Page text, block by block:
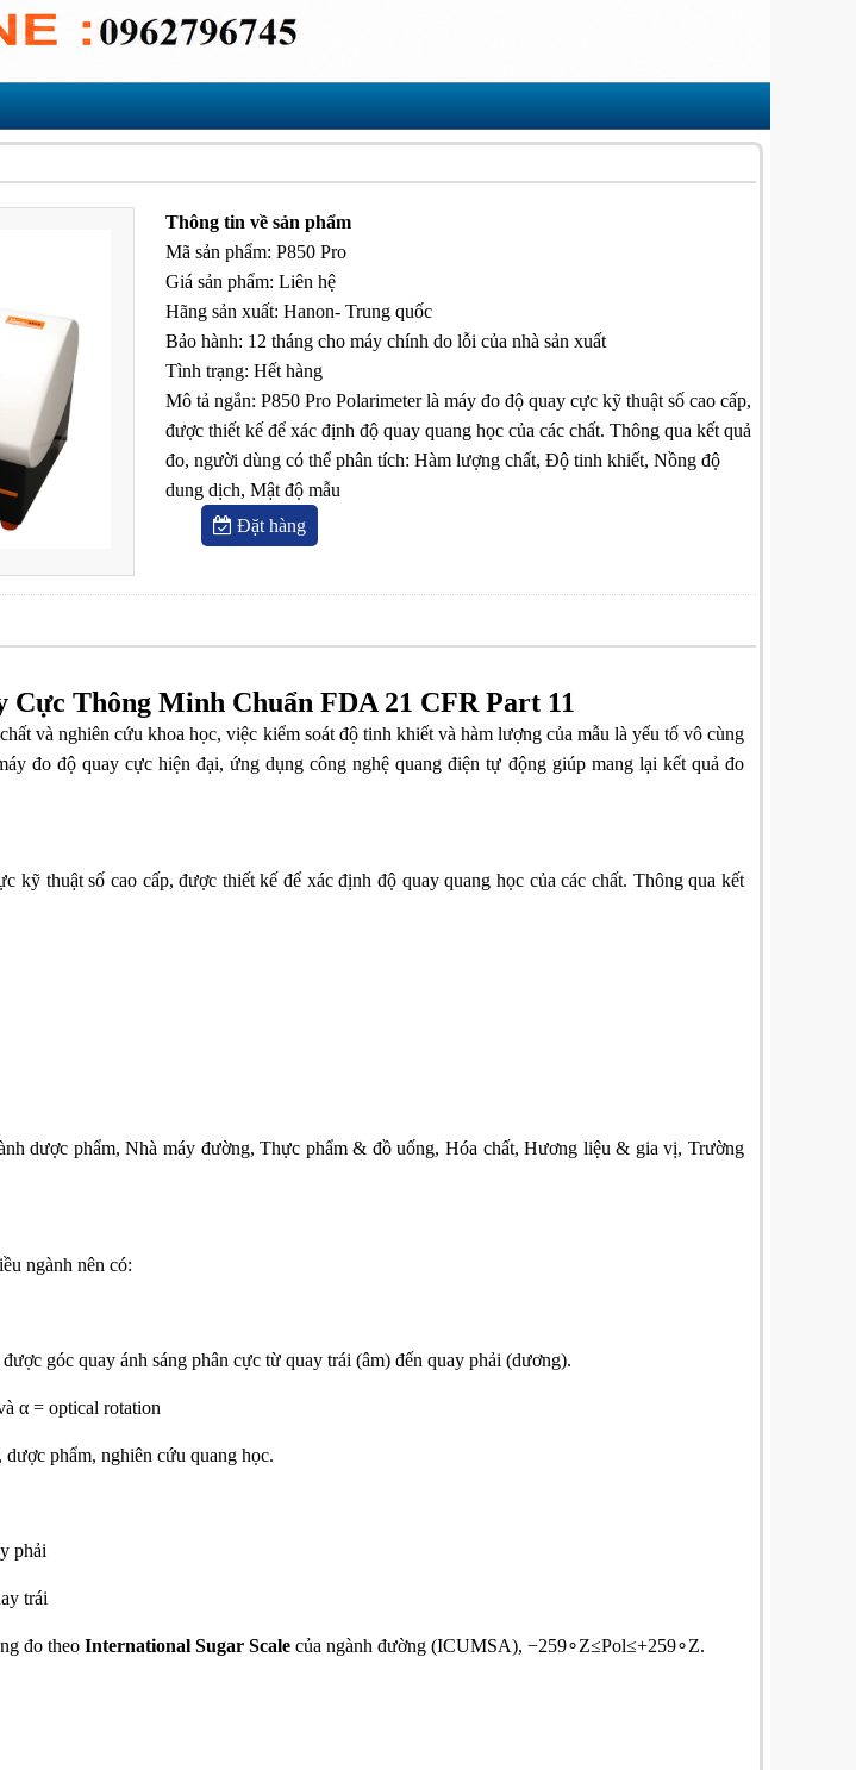
Thông tin về sản phẩm
Mã sản phẩm: P850 Pro
Giá sản phẩm: Liên hệ
Hãng sản xuất: Hanon- Trung quốc
Bảo hành: 12 tháng cho máy chính do lỗi của nhà sản xuất
Tình trạng: Hết hàng
Mô tả ngắn: P850 Pro Polarimeter là máy đo độ quay cực kỹ thuật số cao cấp,
được thiết kế để xác định độ quay quang học của các chất. Thông qua kết quả
đo, người dùng có thể phân tích: Hàm lượng chất, Độ tinh khiết, Nồng độ
dung dịch, Mật độ mẫu
Đặt hàng
Thông Minh Chuẩn FDA 21 CFR Part 11
và nghiên cứu khoa học, việc kiểm soát độ tinh khiết và hàm lượng của mẫu là yếu tố vô cùng
đo độ quay cực hiện đại, ứng dụng công nghệ quang điện tự động giúp mang lại kết quả đo
kỹ thuật số cao cấp, được thiết kế để xác định độ quay quang học của các chất. Thông qua kết
dược phẩm,Nhà máy đường,Thực phẩm & đồ uống, Hóa chất,Hương liệu & gia vị,Trường
ngành nên có:
góc quay ánh sáng phân cực từ quay trái (âm) đến quay phải (dương).
α = optical rotation
phẩm, nghiên cứu quang học.
phải
đo theo International Sugar Scale của ngành đường (ICUMSA), −259∘Z≤Pol≤+259∘Z.